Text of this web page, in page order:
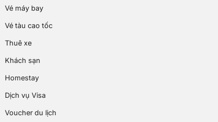
Vé máy bay
Vé tàu cao tốc
Thuê xe
Khách sạn
Homestay
Dịch vụ Visa
Voucher du lịch